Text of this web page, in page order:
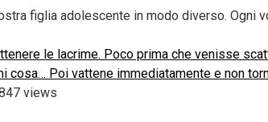
figlia adolescente in modo diverso. Ogni
le lacrime. Poco prima che venisse
cosa… Poi vattene immediatamente e non
views